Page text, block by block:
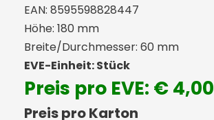
EAN: 8595598828447
Höhe: 180 mm
Breite/Durchmesser: 60 mm
EVE-Einheit: Stück
Preis pro EVE: € 4,00
Preis pro Karton